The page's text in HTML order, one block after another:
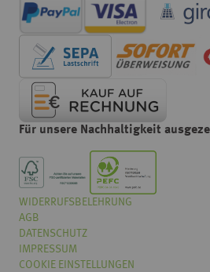
WIDERRUFSBELEHRUNG
AGB
DATENSCHUTZ
IMPRESSUM
COOKIE EINSTELLUNGEN
Für unsere Nachhaltigkeit
Wie würden Sie unseren
Wählen
Sie
eine
Option
vonÜberhaupt nicht gut